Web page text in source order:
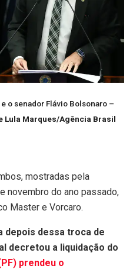
o senador Flávio Bolsonaro –
Lula Marques/Agência Brasil
mostradas pela
novembro do ano passado,
Master e Vorcaro.
depois dessa troca de
decretou a liquidação do
prendeu o